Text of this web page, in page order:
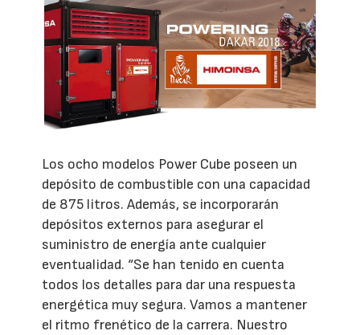
Los ocho modelos Power Cube poseen un
depósito de combustible con una capacidad
de 875 litros. Además, se incorporarán
depósitos externos para asegurar el
suministro de energía ante cualquier
eventualidad. “Se han tenido en cuenta
todos los detalles para dar una respuesta
energética muy segura. Vamos a mantener
el ritmo frenético de la carrera. Nuestro